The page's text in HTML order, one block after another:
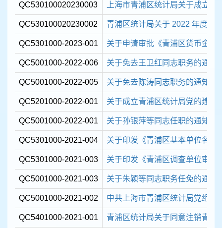
QC530100020230003 上海市青浦区统计局关于成立
QC530100020230002 青浦区统计局关于 2022 年度各
QC5301000-2023-001 关于申请审批《青浦区货币金融
QC5001000-2022-006 关于免去王卫红同志职务的通知
QC5001000-2022-005 关于免去陈涛同志职务的通知
QC5201000-2022-001 关于成立青浦区统计局党的建设
QC5001000-2022-001 关于孙银萍等同志任职的通知
QC5301000-2021-004 关于印发《青浦区基本单位名录
QC5301000-2021-003 关于印发《青浦区调查单位审核
QC5001000-2021-003 关于朱颖等同志职务任免的通知
QC5001000-2021-002 中共上海市青浦区统计局党组关
QC5401000-2021-001 青浦区统计局关于同意注销青浦